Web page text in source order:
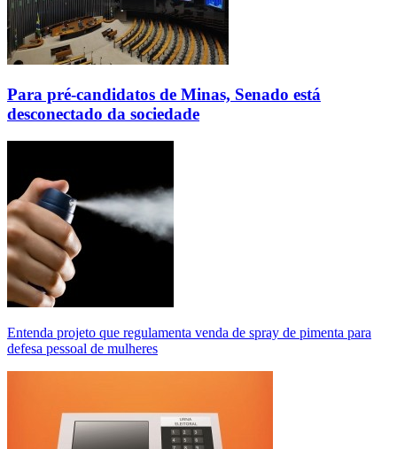
Para pré-candidatos de Minas, Senado está
desconectado da sociedade
Entenda projeto que regulamenta venda de spray de pimenta para
defesa pessoal de mulheres